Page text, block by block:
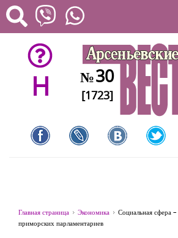
H №30
[1723]
Главная страница Экономика
Социальная сфера
приморских парламентариев